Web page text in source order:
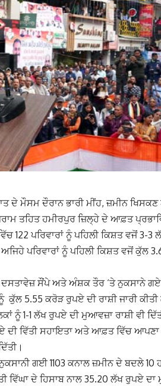
ਦੇ ਮੌਸਮ ਦੌਰਾਨ ਭਾਰੀ ਮੀਂਹ, ਜ਼ਮੀਨ
ਤਹਿਤ ਹਮੀਰਪੁਰ ਜ਼ਿਲ੍ਹੇ ਦੇ ਆਫ਼ਤ
122 ਪਰਿਵਾਰਾਂ ਨੂੰ ਪਹਿਲੀ ਕਿਸ਼ਤ ਵਜੋਂ 3-
ਪਰਿਵਾਰਾਂ ਨੂੰ ਪਹਿਲੀ ਕਿਸ਼ਤ ਵਜੋਂ ਕੁੱਲ
ਦਸਤਾਵੇਜ਼ ਸੌਂਪੇ ਅਤੇ ਅੰਸ਼ਕ ਤੌਰ ‘ਤੇ ਨੁਕਸਾਨੇ
ਕੁੱਲ 5.55 ਕਰੋੜ ਰੁਪਏ ਦੀ ਰਾਸ਼ੀ ਜਾਰੀ
ਨੂੰ 1-1 ਲੱਖ ਰੁਪਏ ਦੀ ਮੁਆਵਜ਼ਾ ਰਾਸ਼ੀ ਵੀ
ਦੀ ਵਿੱਤੀ ਸਹਾਇਤਾ ਅਤੇ ਆਫ਼ਤ ਵਿੱਚ
ਗਈ 1103 ਕਨਾਲ ਜ਼ਮੀਨ ਦੇ ਬਦਲੇ 10
ਵਿੱਘਾ ਦੇ ਹਿਸਾਬ ਨਾਲ 35.20 ਲੱਖ ਰੁਪਏ